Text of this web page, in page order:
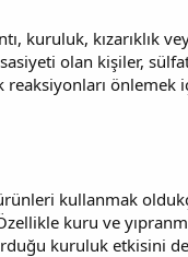
kuruluk, kızarıklık
olan kişiler,
önlemek
kullanmak
kuru ve
kuruluk etkisini